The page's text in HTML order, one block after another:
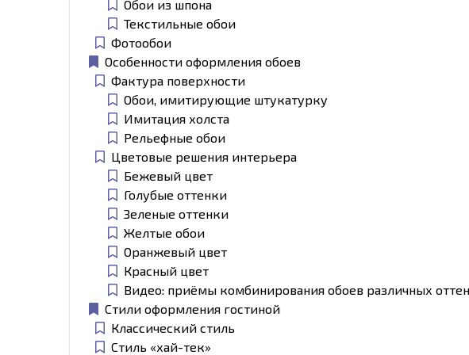
Обои из шпона
Текстильные обои
Фотообои
Особенности оформления обоев
Фактура поверхности
Обои, имитирующие штукатурку
Имитация холста
Рельефные обои
Цветовые решения интерьера
Бежевый цвет
Голубые оттенки
Зеленые оттенки
Желтые обои
Оранжевый цвет
Красный цвет
Видео: приёмы комбинирования обоев различных
Стили оформления гостиной
Классический стиль
Стиль «хай-тек»